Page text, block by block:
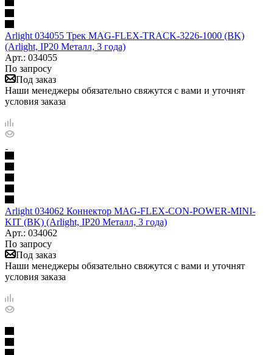
Arlight 034055 Трек MAG-FLEX-TRACK-3226-1000 (BK)
(Arlight, IP20 Металл, 3 года)
Арт.: 034055
По запросу
Под заказ
Наши менеджеры обязательно свяжутся с вами и уточнят
условия заказа
Arlight 034062 Коннектор MAG-FLEX-CON-POWER-MINI-
KIT (BK) (Arlight, IP20 Металл, 3 года)
Арт.: 034062
По запросу
Под заказ
Наши менеджеры обязательно свяжутся с вами и уточнят
условия заказа